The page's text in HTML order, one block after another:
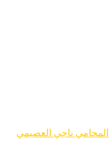
المحامي ناجي العصيمي